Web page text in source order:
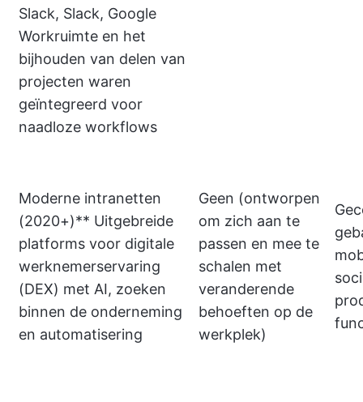
Slack, Slack, Google
Workruimte en het
bijhouden van delen van
projecten waren
geïntegreerd voor
naadloze workflows
Moderne intranetten
(2020+)** Uitgebreide
platforms voor digitale
werknemerservaring
(DEX) met AI, zoeken
binnen de onderneming
en automatisering
Geen (ontworpen
om zich aan te
passen en mee te
schalen met
veranderende
behoeften op de
werkplek)